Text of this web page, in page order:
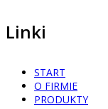
Linki
START
O FIRMIE
PRODUKTY